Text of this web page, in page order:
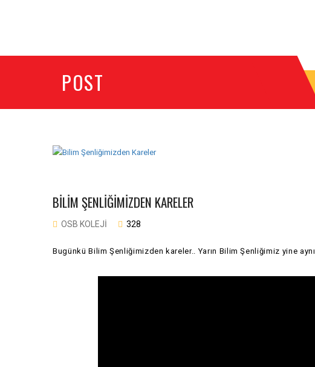
POST
BILIM ŞENLIĞIMIZDEN KARELER
OSB KOLEJI 328
Bugünkü Bilim Şenliğimizden kareler.. Yarın Bilim Şenliğimiz yine